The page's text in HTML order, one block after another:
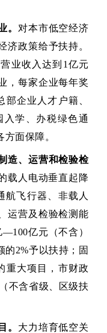
。 对本市低空经济
济政策给予扶持。
业收入达到1亿元
，每家企业每年奖
企业人才户籍、
入学、办税绿色通
面保障。
造、运营和检验检
载人电动垂直起降
航飞行器、非载人
运营及检验检测能
亿元（不含）
的2%予以扶持；固
重大项目，市财政
不含省级、区级扶
。 大力培育低空关